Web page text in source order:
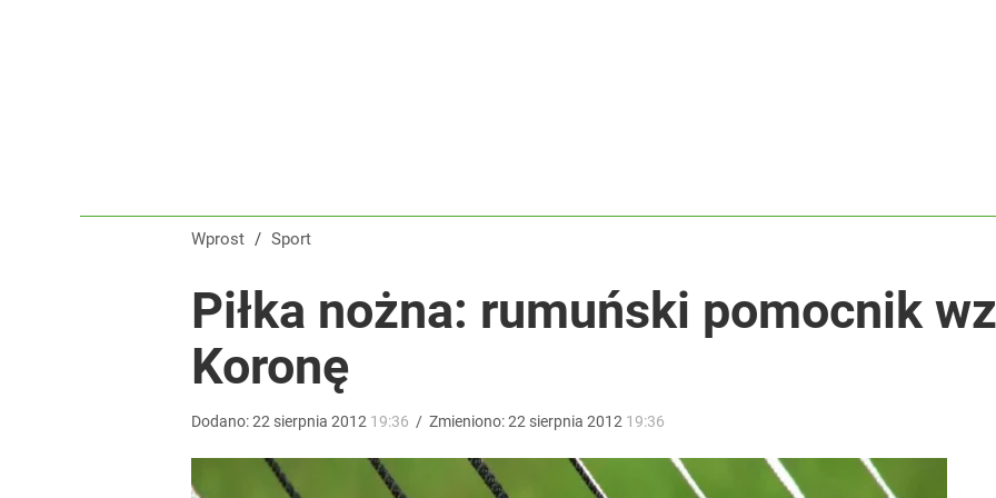
dodaj
Wprost / Sport
Piłka nożna: rumuński pomocnik
Koronę
Dodano:22 sierpnia 2012 19:36 / Zmieniono:22 sierpnia 2012 19:36